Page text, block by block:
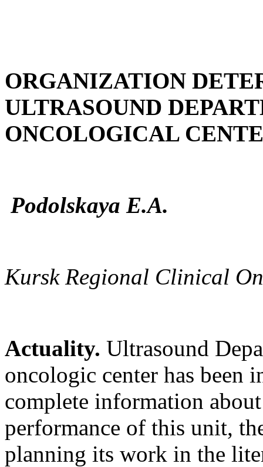
ORGANIZATION
ULTRASOUND
ONCOLOGICAL С
Podolskaya E.A.
Kursk Regional Clinical
Actuality. Ultrasound
oncologic center has been
complete information
performance of this unit,
planning its work in the